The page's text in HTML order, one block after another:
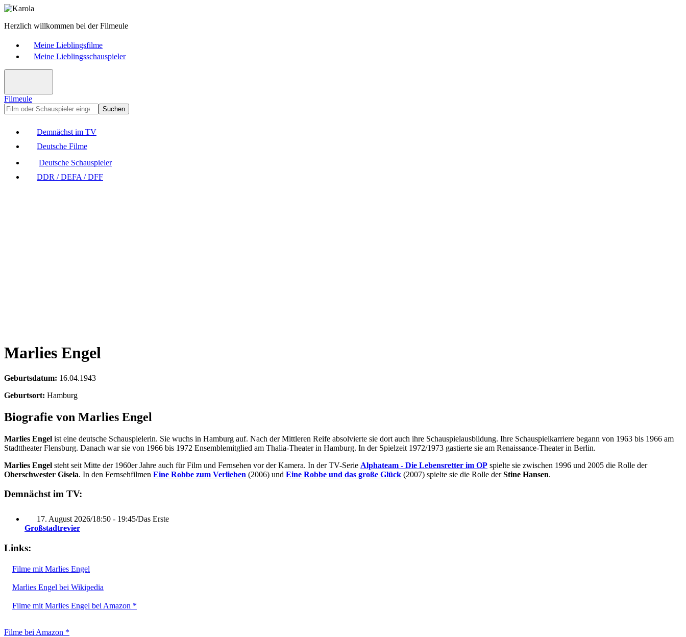
Herzlich willkommen bei der Filmeule
Meine Lieblingsfilme
Meine Lieblingsschauspieler
Filmeule
Suchen
Demnächst im TV
Deutsche Filme
Deutsche Schauspieler
DDR / DEFA / DFF
Marlies Engel
Geburtsdatum: 16.04.1943
Geburtsort: Hamburg
Biografie von Marlies Engel
Marlies Engel ist eine deutsche Schauspielerin. Sie wuchs in Hamburg auf. Nach der Mittleren Reife absolvierte sie dort auch ihre Schauspielausbildung. Ihre Schauspielkarriere begann von 1963 bis 1966 am
Stadttheater Flensburg. Danach war sie von 1966 bis 1972 Ensemblemitglied am Thalia-Theater in Hamburg. In der Spielzeit 1972/1973 gastierte sie am Renaissance-Theater in Berlin.
Marlies Engel steht seit Mitte der 1960er Jahre auch für Film und Fernsehen vor der Kamera. In der TV-Serie Alphateam - Die Lebensretter im OP spielte sie zwischen 1996 und 2005 die Rolle der
Oberschwester Gisela. In den Fernsehfilmen Eine Robbe zum Verlieben (2006) und Eine Robbe und das große Glück (2007) spielte sie die Rolle derStine Hansen.
Demnächst im TV:
17. August 2026/18:50 - 19:45/Das Erste
Großstadtrevier
Links:
Filme mit Marlies Engel
Marlies Engel bei Wikipedia
Filme mit Marlies Engel bei Amazon *
Filme bei Amazon *